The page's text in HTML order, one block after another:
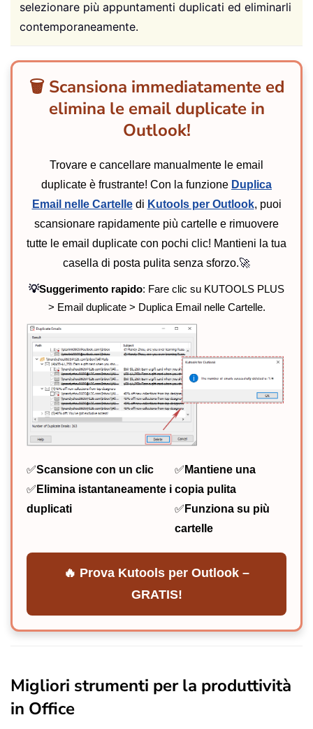
selezionare più appuntamenti duplicati ed eliminarli
contemporaneamente.
🗑️ Scansiona immediatamente ed
elimina le email duplicate in
Outlook!
Trovare e cancellare manualmente le email
duplicate è frustrante! Con la funzione Duplica
Email nelle Cartelledi Kutools per Outlook, puoi
scansionare rapidamente più cartelle e rimuovere
tutte le email duplicate con pochi clic! Mantieni la tua
casella di posta pulita senza sforzo.🚀
💡Suggerimento rapido: Fare clic su KUTOOLS PLUS
> Email duplicate > Duplica Email nelle Cartelle.
✅Scansione con un clic
✅ Elimina istantaneamente i
duplicati
✅ Mantiene una
copia pulita
✅ Funziona su più
cartelle
🔥 Prova Kutools per Outlook –
GRATIS!
Migliori strumenti per la produttività
in Office